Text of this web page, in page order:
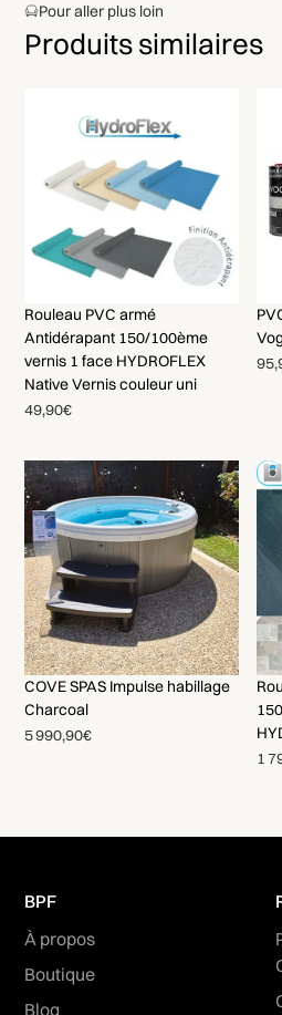
Pour aller plus loin
Produits similaires
Rouleau PVC armé
Antidérapant 150/100ème
vernis 1 face HYDROFLEX
Native Vernis couleur uni
49,90€
COVE SPAS Impulse habillage
Charcoal
5 990,90€
1
BPF
À propos
Boutique
Blog